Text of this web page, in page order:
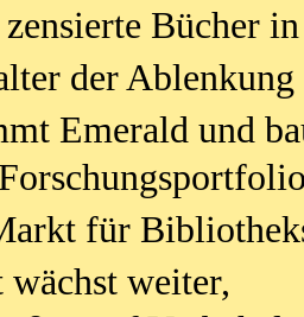
Bücher
der Ablenkung
Emerald und
für
weiter,